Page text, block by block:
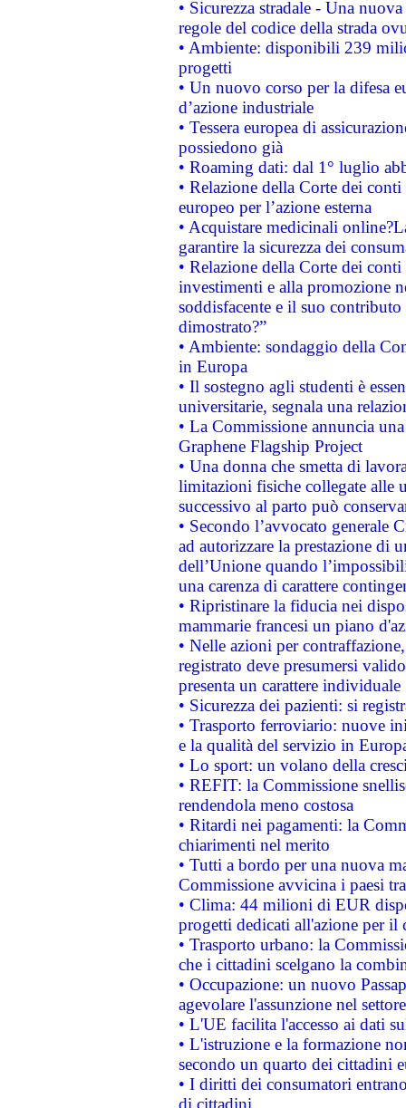
• Sicurezza stradale - Una
regole del codice della strada
• Ambiente: disponibili 239
progetti
• Un nuovo corso per la difesa
d’azione industriale
• Tessera europea di
possiedono già
• Roaming dati: dal 1° luglio
• Relazione della Corte dei
europeo per l’azione esterna
• Acquistare medicinali
garantire la sicurezza dei
• Relazione della Corte dei
investimenti e alla promozione
soddisfacente e il suo
dimostrato?”
• Ambiente: sondaggio della
in Europa
• Il sostegno agli studenti è
universitarie, segnala una
• La Commissione annuncia
Graphene Flagship Project
• Una donna che smetta di
limitazioni fisiche collegate alle
successivo al parto può
• Secondo l’avvocato
ad autorizzare la prestazione di
dell’Unione quando
una carenza di carattere
• Ripristinare la fiducia nei
mammarie francesi un piano
• Nelle azioni per
registrato deve presumersi
presenta un carattere individuale
• Sicurezza dei pazienti: si
• Trasporto ferroviario: nuove
e la qualità del servizio in
• Lo sport: un volano della
• REFIT: la Commissione
rendendola meno costosa
• Ritardi nei pagamenti: la
chiarimenti nel merito
• Tutti a bordo per una nuova
Commissione avvicina i paesi
• Clima: 44 milioni di EUR
progetti dedicati all'azione per il
• Trasporto urbano: la
che i cittadini scelgano la
• Occupazione: un nuovo
agevolare l'assunzione nel
• L'UE facilita l'accesso ai dati
• L'istruzione e la formazione
secondo un quarto dei cittadini
• I diritti dei consumatori
di cittadini